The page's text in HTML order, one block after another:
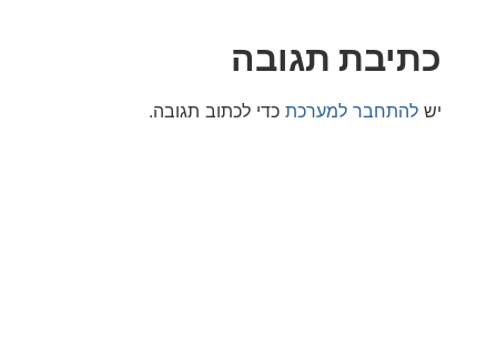
תגובה
למערכתכדי לכתוב תגובה.